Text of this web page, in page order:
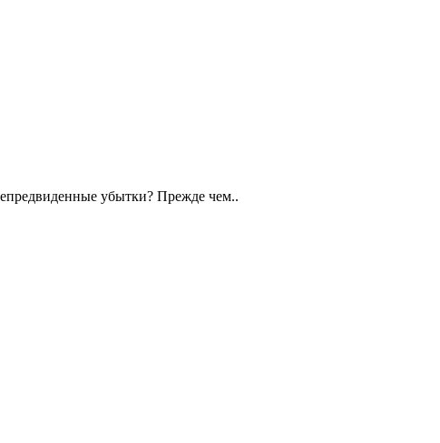
убытки? Прежде чем..